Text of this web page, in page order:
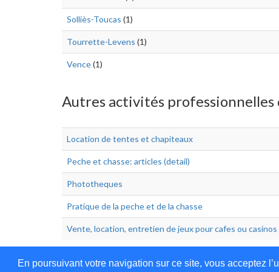
En poursuivant votre navigation sur ce site, vous acceptez
Solliès-Toucas (1)
Tourrette-Levens (1)
Vence(1)
Autres activités professionnelles
Location de tentes et chapiteaux
Peche et chasse: articles (detail)
Phototheques
Pratique de la peche et de la chasse
Vente, location, entretien de jeux pour cafes ou casinos